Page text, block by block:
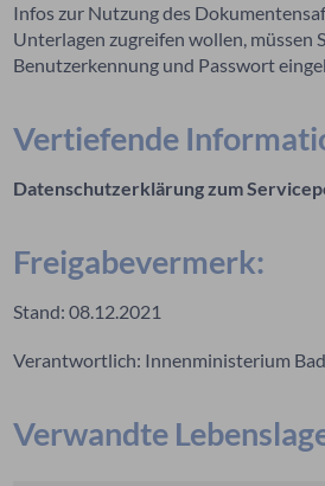
Infos zur Nutzung des
Unterlagen zugreifen wollen, müssen
Benutzerkennung und Passwort
Vertiefende
Datenschutzerklärung zum
Freigabevermerk:
Stand: 08.12.2021
Verantwortlich: Innenministerium
Verwandte